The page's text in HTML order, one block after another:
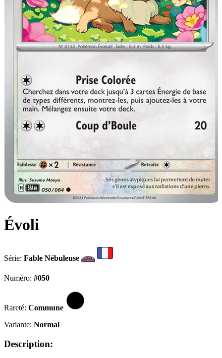
Évoli
Série: Fable Nébuleuse
Numéro: #050
Rareté: Commune
Variante: Normal
Description: